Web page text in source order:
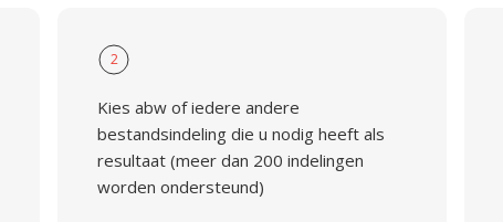
2
Kies abw of iedere andere
bestandsindeling die u nodig heeft als
resultaat (meer dan 200 indelingen
worden ondersteund)